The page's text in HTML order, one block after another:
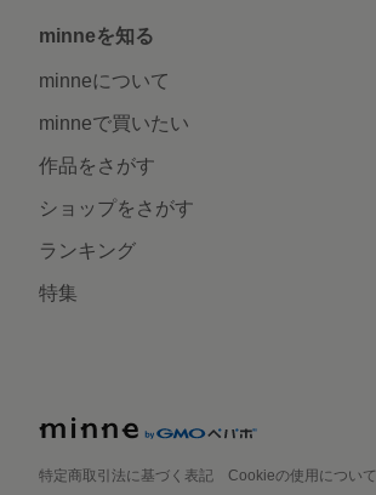
minneを知る
minneについて
minneで買いたい
作品をさがす
ショップをさがす
ランキング
特集
特定商取引法に基づく表記 Cookieの使用について